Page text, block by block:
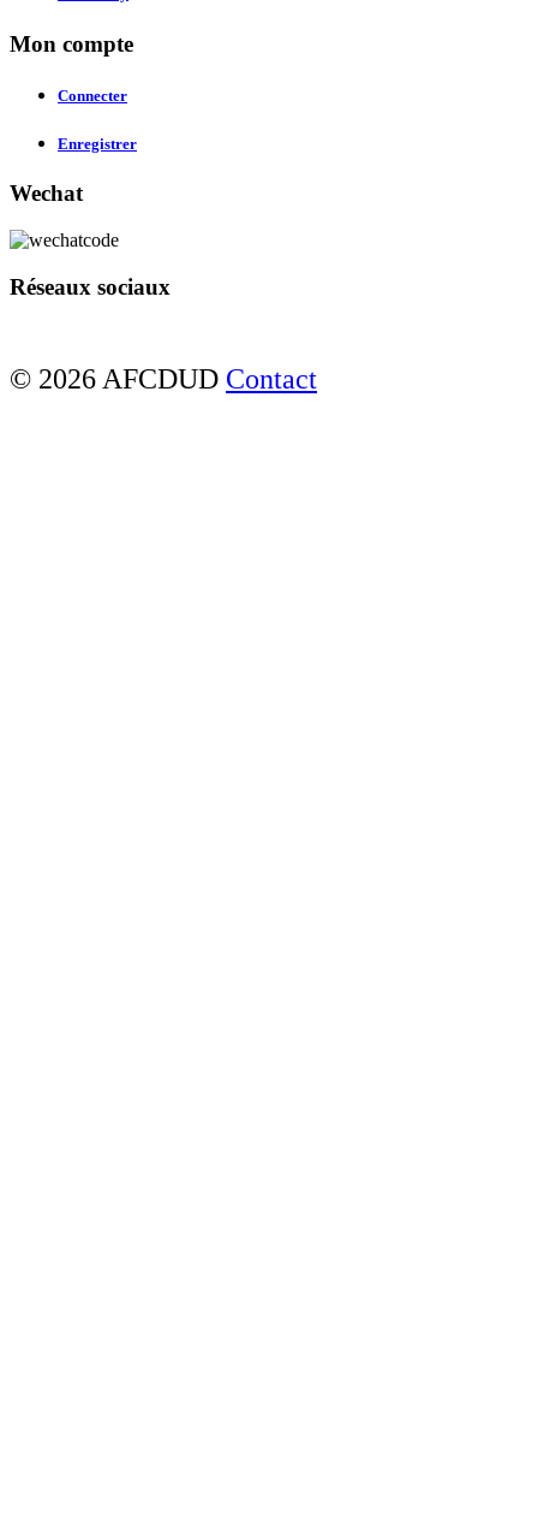
Mon compte
Connecter
Enregistrer
Wechat
Réseaux sociaux
© 2026 AFCDUD Contact